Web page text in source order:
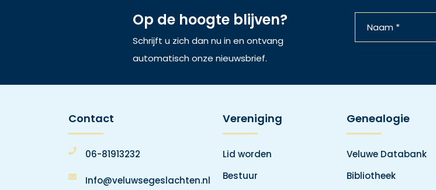
Op de hoogte blijven?
Schrijft u zich dan nu in en ontvang
automatisch onze nieuwsbrief.
Contact
06-81913232
Info@veluwsegeslachten.nl
Vereniging
Lid worden
Bestuur
Genealogie
Veluwe Databank
Bibliotheek